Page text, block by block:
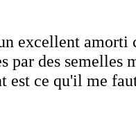
excellent amorti
par des semelles
est ce qu'il me